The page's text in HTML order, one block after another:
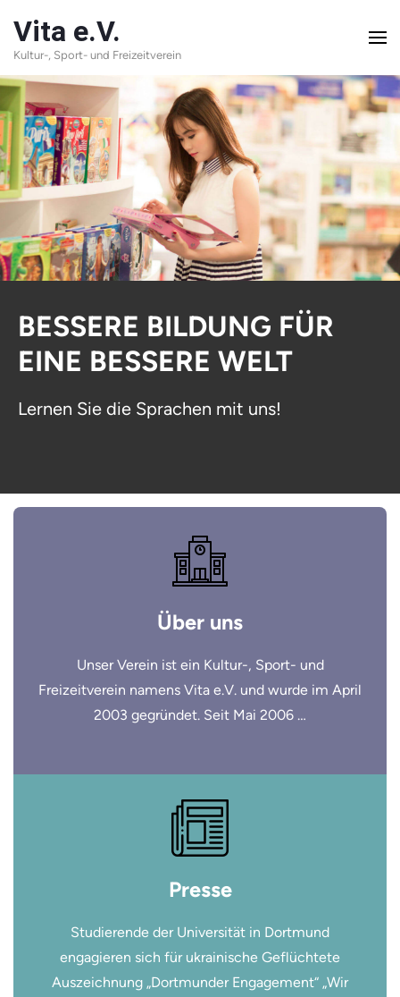
content
(Press
Enter)
Vita e.V.
Kultur-, Sport- und Freizeitverein
BESSERE BILDUNG FÜR
EINE BESSERE WELT
Lernen Sie die Sprachen mit uns!
Über uns
Unser Verein ist ein Kultur-, Sport- und
Freizeitverein namens Vita e.V. und wurde im April
2003 gegründet. Seit Mai 2006 …
Presse
Studierende der Universität in Dortmund
engagieren sich für ukrainische Geflüchtete
Auszeichnung „Dortmunder Engagement“ „Wir